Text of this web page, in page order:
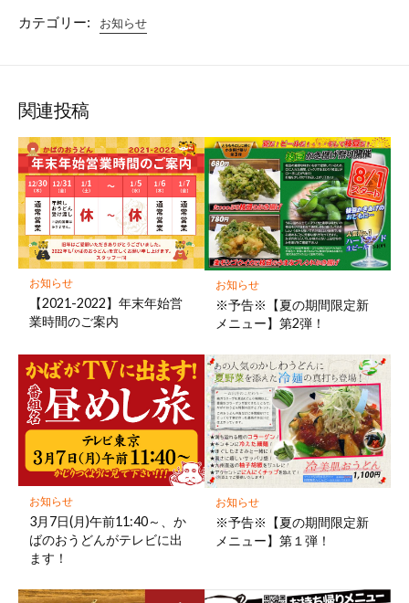
カテゴリー: お知らせ
関連投稿
お知らせ
【2021-2022】年末年始営
業時間のご案内
お知らせ
※予告※【夏の期間限定新
メニュー】第2弾！
お知らせ
3月7日(月)午前11:40～、か
ばのおうどんがテレビに出
ます！
お知らせ
※予告※【夏の期間限定新
メニュー】第１弾！